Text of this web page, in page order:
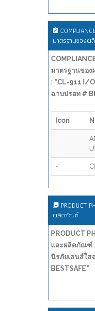
มาตรฐานของ
มาตรฐานขอ
: "CL-911 I/
ฉาบปรอท #
Icon
-
-
PRODUCT
ผลิตภัณฑ์
PRODUCT
และผลิตภัณฑ์
นิรภัยเลนส์ใส
BESTSAFE"